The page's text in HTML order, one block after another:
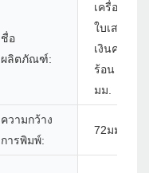
ชื่อ
ผลิตภัณฑ์:
เครื่องพิมพ์
ใบเสร็จรับ
เงินความ
ร้อน 80
มม.
ความกว้าง
การพิมพ์:
72มม.